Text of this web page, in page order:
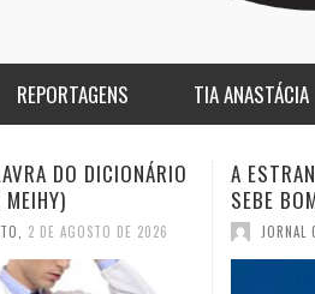
REPORTAGENS TIA ANASTÁCIA
DO “VAR” (JC
26 DE JULHO DE 2026
QUASE:
JORNAL